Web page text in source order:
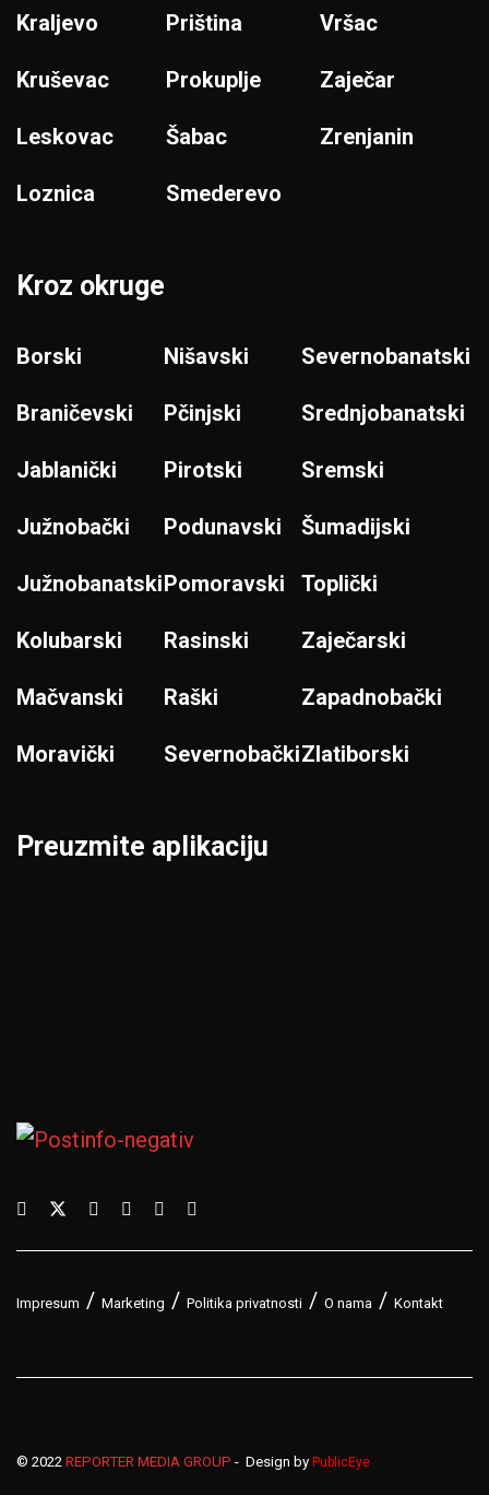
Kraljevo
Kruševac
Leskovac
Loznica
Priština
Prokuplje
Šabac
Smederevo
Vršac
Zaječar
Zrenjanin
Kroz okruge
Borski
Braničevski
Jablanički
Južnobački
Južnobanatski
Kolubarski
Mačvanski
Moravički
Nišavski
Pčinjski
Pirotski
Podunavski
Pomoravski
Rasinski
Raški
Severnobački
Severnobanatski
Srednjobanatski
Sremski
Šumadijski
Toplički
Zaječarski
Zapadnobački
Zlatiborski
Preuzmite aplikaciju
Impresum Marketing Politika privatnosti O nama Kontakt
© 2022 REPORTER MEDIA GROUP - Design by PublicEye